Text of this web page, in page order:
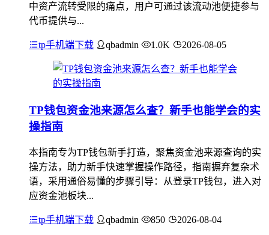
中资产流转受限的痛点，用户可通过该流动池便捷参与
代币提供与...
tp手机端下载 qbadmin 1.0K 2026-08-05
TP钱包资金池来源怎么查？新手也能学会的实
操指南
本指南专为TP钱包新手打造，聚焦资金池来源查询的实
操方法，助力新手快速掌握操作路径，指南摒弃复杂术
语，采用通俗易懂的步骤引导：从登录TP钱包，进入对
应资金池板块...
tp手机端下载 qbadmin 850 2026-08-04